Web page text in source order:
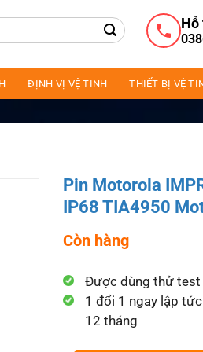
Hỗ
ĐỊNH VỊ VỆ TINH THIẾT BỊ VỆ
Pin Motorola
IP68 TIA4950
Còn hàng
Được dùng thử
1 đổi 1 ngay lập
12 tháng